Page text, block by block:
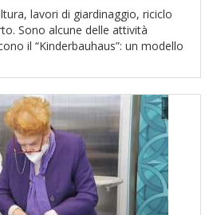
lavori di giardinaggio, riciclo
Sono alcune delle attività
il “Kinderbauhaus”: un modello